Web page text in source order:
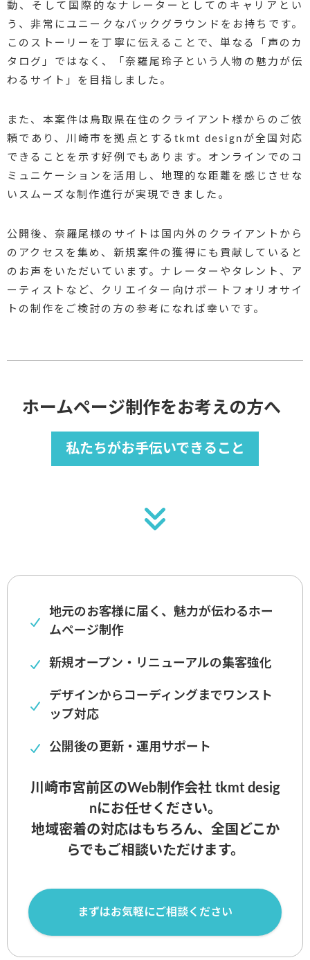
動、そして国際的なナレーターとしてのキャリアとい
う、非常にユニークなバックグラウンドをお持ちです。
このストーリーを丁寧に伝えることで、単なる「声のカ
タログ」ではなく、「奈羅尾玲子という人物の魅力が伝
わるサイト」を目指しました。
また、本案件は鳥取県在住のクライアント様からのご依
頼であり、川崎市を拠点とするtkmt designが全国対応
できることを示す好例でもあります。オンラインでのコ
ミュニケーションを活用し、地理的な距離を感じさせな
いスムーズな制作進行が実現できました。
公開後、奈羅尾様のサイトは国内外のクライアントから
のアクセスを集め、新規案件の獲得にも貢献していると
のお声をいただいています。ナレーターやタレント、ア
ーティストなど、クリエイター向けポートフォリオサイ
トの制作をご検討の方の参考になれば幸いです。
ホームページ制作をお考えの方へ
私たちがお手伝いできること
地元のお客様に届く、魅力が伝わるホー
ムページ制作
新規オープン・リニューアルの集客強化
デザインからコーディングまでワンスト
ップ対応
公開後の更新・運用サポート
川崎市宮前区のWeb制作会社 tkmt desig
nにお任せください。
地域密着の対応はもちろん、全国どこか
らでもご相談いただけます。
まずはお気軽にご相談ください